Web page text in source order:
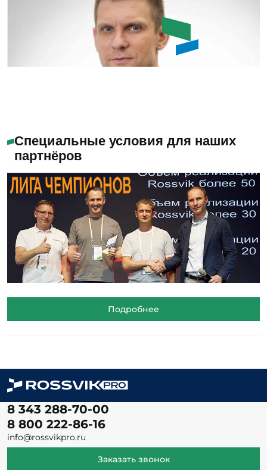
Помогу с выбором
Специальные условия для наших
партнёров
Подробнее
8 343 288-70-00
8 800 222-86-16
info@rossvikpro.ru
Заказать звонок